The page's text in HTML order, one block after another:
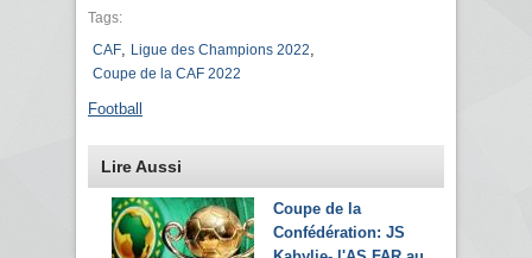
Tags:
CAF
Ligue des Champions 2022
Coupe de la CAF 2022
Football
Lire Aussi
Coupe de la
Confédération: JS